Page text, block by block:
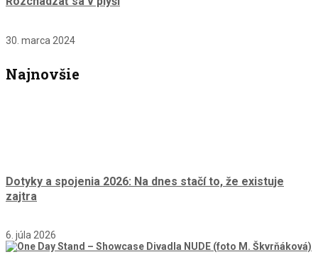
30. marca 2024
Najnovšie
Dotyky a spojenia 2026: Na dnes stačí to, že existuje
zajtra
6. júla 2026